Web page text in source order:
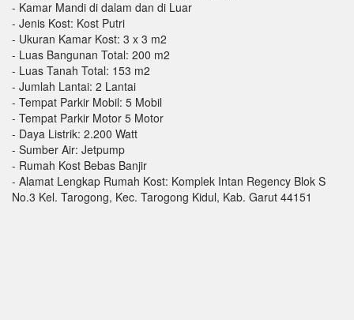
- Kamar Mandi di dalam dan di Luar
- Jenis Kost: Kost Putri
- Ukuran Kamar Kost: 3 x 3 m2
- Luas Bangunan Total: 200 m2
- Luas Tanah Total: 153 m2
- Jumlah Lantai: 2 Lantai
- Tempat Parkir Mobil: 5 Mobil
- Tempat Parkir Motor 5 Motor
- Daya Listrik: 2.200 Watt
- Sumber Air: Jetpump
- Rumah Kost Bebas Banjir
- Alamat Lengkap Rumah Kost: Komplek Intan Regency Blok S
No.3 Kel. Tarogong, Kec. Tarogong Kidul, Kab. Garut 44151